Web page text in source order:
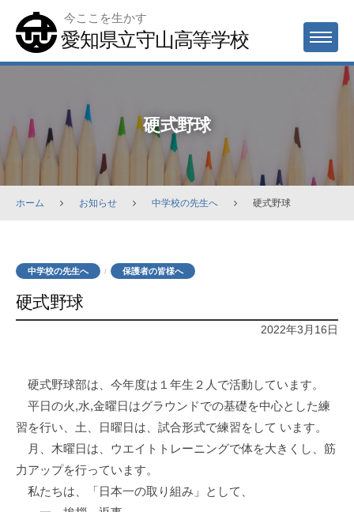
content
今ここを生かす
愛知県立守山高等学校 MENU
硬式野球
ホーム お知らせ 中学校の先生へ 硬式野球
中学校の先生へ / 保護者の皆様へ
硬式野球
2022年3月16日
硬式野球部は、今年度は１年生２人で活動しています。
平日の火,水,金曜日はグラウンドでの基礎を中心とした練
習を行い、土、日曜日は、試合形式で練習をして います。
月、木曜日は、ウエイトトレーニングで体を大きくし、筋
力アップを行っています。
私たちは、「日本一の取り組み」として、